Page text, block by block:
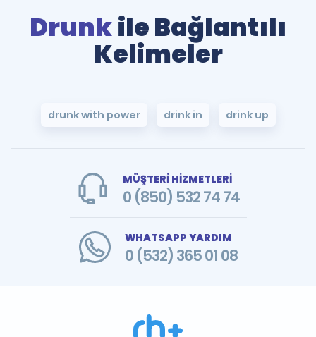
Drunkile Bağlantılı
Kelimeler
drunk with power drink in drink up
MÜŞTERİ HİZMETLERİ
0 (850) 532 74 74
WHATSAPP YARDIM
0 (532) 365 01 08